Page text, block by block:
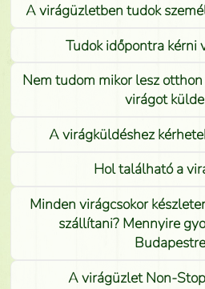
A virágüzletben tudok
Tudok időpontra kérni
Nem tudom mikor lesz
virágot
A virágküldéshez
Hol található a
Minden virágcsokor
szállítani? Mennyire
A virágüzlet Non-